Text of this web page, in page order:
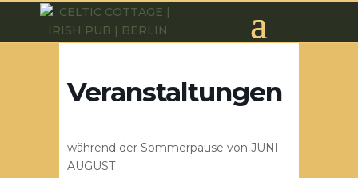
Veranstaltungen
während der Sommerpause von JUNI –
AUGUST